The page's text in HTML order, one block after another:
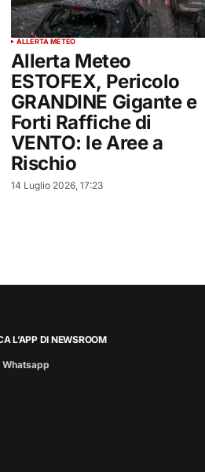
ALLERTA METEO
Allerta Meteo
ESTOFEX, Pericolo
GRANDINE Gigante e
Forti Raffiche di
VENTO: le Aree a
Rischio
14 Luglio 2026, 17:23
L’APP DI NEWSROOM
Whatsapp